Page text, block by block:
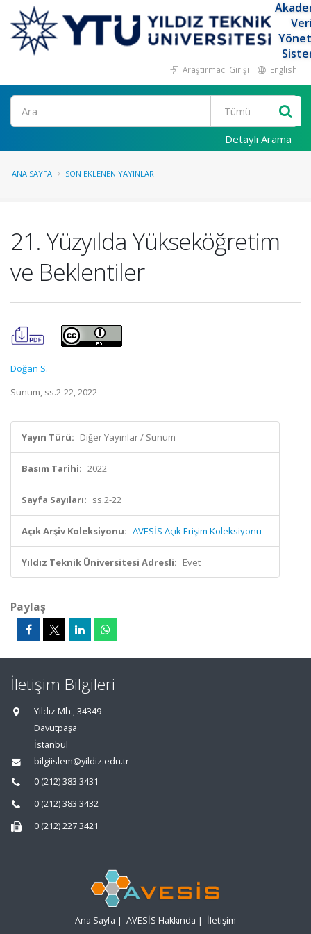
Araştırmacı Girişi English
Ara
Detaylı Arama
ANA SAYFA SON EKLENEN YAYINLAR
21. Yüzyılda Yükseköğretim
ve Beklentiler
Doğan S.
Sunum, ss.2-22, 2022
Yayın Türü: Diğer Yayınlar / Sunum
Basım Tarihi: 2022
Sayfa Sayıları: ss.2-22
Açık Arşiv Koleksiyonu: AVESİS Açık Erişim Koleksiyonu
Yıldız Teknik Üniversitesi Adresli: Evet
Paylaş
İletişim Bilgileri
Yıldız Mh., 34349
Davutpaşa
İstanbul
bilgiislem@yildiz.edu.tr
0 (212) 383 3431
0 (212) 383 3432
0 (212) 227 3421
Ana Sayfa | AVESİS Hakkında | İletişim